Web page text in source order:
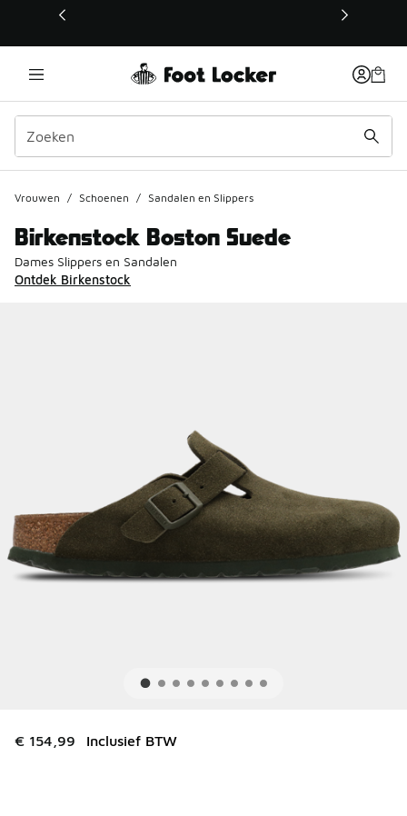
Deze link wordt geopend in een nieuw venster
Vrouwen / Schoenen / Sandalen en Slippers
Birkenstock Boston Suede
Dames Slippers en Sandalen
Ontdek Birkenstock
€ 154,99 Inclusief BTW